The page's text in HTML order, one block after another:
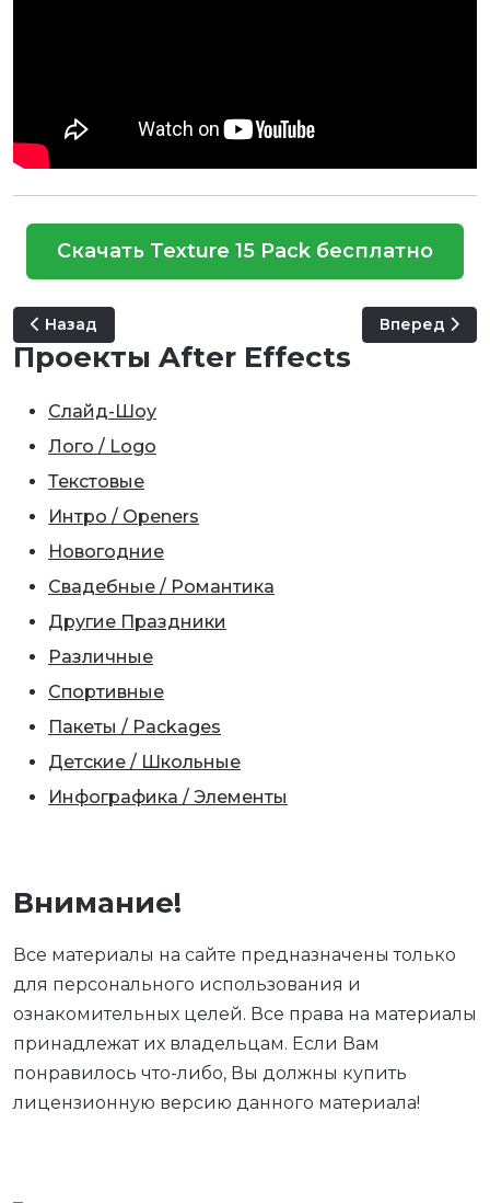
Скачать Texture 15 Pack бесплатно
Предыдущий: Texture Logo 4K
Назад Следующий:
Вперед
Проекты After Effects
Слайд-Шоу
Лого / Logo
Текстовые
Интро / Openers
Новогодние
Свадебные / Романтика
Другие Праздники
Различные
Спортивные
Пакеты / Packages
Детские / Школьные
Инфографика / Элементы
Внимание!
Все материалы на сайте предназначены только
для персонального использования и
ознакомительных целей. Все права на материалы
принадлежат их владельцам. Если Вам
понравилось что-либо, Вы должны купить
лицензионную версию данного материала!